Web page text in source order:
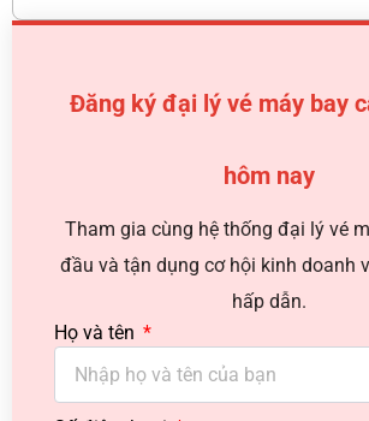
Đăng ký đại lý vé máy bay
hôm nay
Tham gia cùng hệ thống đại lý vé
đầu và tận dụng cơ hội kinh doanh
hấp dẫn.
Họ và tên